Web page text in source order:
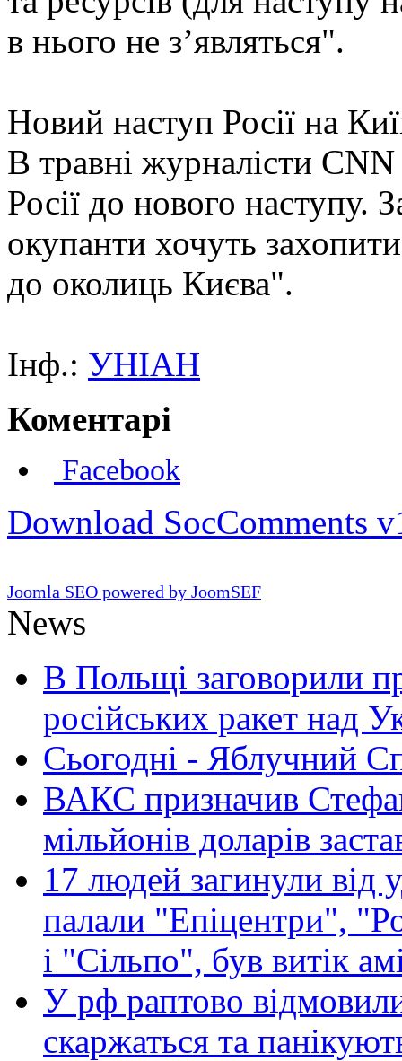
в нього не зʼявляться".
Новий наступ Росії на
В травні журналісти
Росії до нового наступу.
окупанти хочуть
до околиць Києва".
Інф.: УНІАН
Коментарі
Facebook
Download SocComments
Joomla SEO powered by JoomSEF
News
В Польщі заговорили
російських ракет над
Сьогодні - Яблучний
ВАКС призначив
мільйонів доларів
17 людей загинули від
палали "Епіцентри",
і "Сільпо", був витік
У рф раптово
скаржаться та